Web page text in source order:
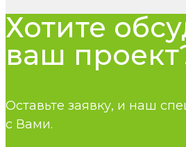
Хотите
ваш
Оставьте заявку, и наш
с Вами.